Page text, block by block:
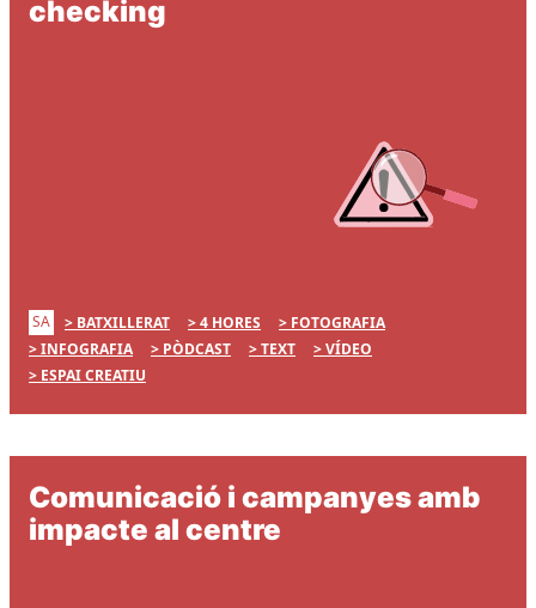
checking
SA BATXILLERAT 4 HORES
FOTOGRAFIA
INFOGRAFIA
PÒDCAST TEXT
VÍDEO
ESPAI CREATIU
Comunicació i campanyes amb
impacte al centre